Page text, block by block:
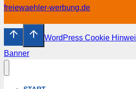
freiewaehler-werbung.de
WordPress Cookie
Banner